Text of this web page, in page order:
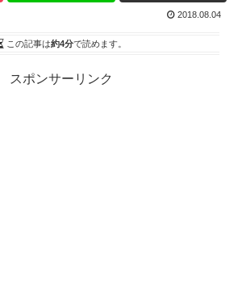
2018.08.04
この記事は約4分で読めます。
スポンサーリンク